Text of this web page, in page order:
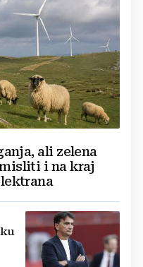
ali zelena
i na kraj